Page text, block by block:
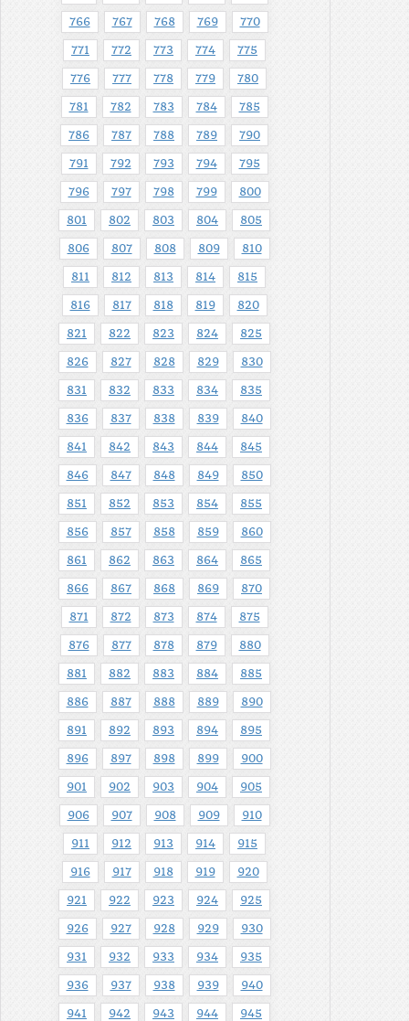
766 767 768 769 770
771 772 773 774 775
776 777 778 779 780
781 782 783 784 785
786 787 788 789 790
791 792 793 794 795
796 797 798 799 800
801 802 803 804 805
806 807 808 809 810
811 812 813 814 815
816 817 818 819 820
821 822 823 824 825
826 827 828 829 830
831 832 833 834 835
836 837 838 839 840
841 842 843 844 845
846 847 848 849 850
851 852 853 854 855
856 857 858 859 860
861 862 863 864 865
866 867 868 869 870
871 872 873 874 875
876 877 878 879 880
881 882 883 884 885
886 887 888 889 890
891 892 893 894 895
896 897 898 899 900
901 902 903 904 905
906 907 908 909 910
911 912 913 914 915
916 917 918 919 920
921 922 923 924 925
926 927 928 929 930
931 932 933 934 935
936 937 938 939 940
941 942 943 944 945